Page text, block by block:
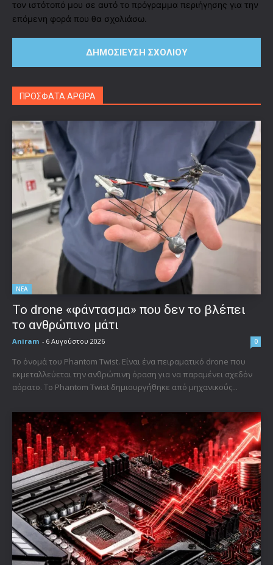
τον ιστότοπό μου σε αυτό το πρόγραμμα περιήγησης για την
επόμενη φορά που θα σχολιάσω.
ΠΡΟΣΦΑΤΑ ΑΡΘΡΑ
ΝΕΑ
Το drone «φάντασμα» που δεν το βλέπει
το ανθρώπινο μάτι
Aniram - 6 Αυγούστου 2026 0
Το όνομά του Phantom Twist. Είναι ένα πειραματικό drone που
εκμεταλλεύεται την ανθρώπινη όραση για να παραμένει σχεδόν
αόρατο. Το Phantom Twist δημιουργήθηκε από μηχανικούς...